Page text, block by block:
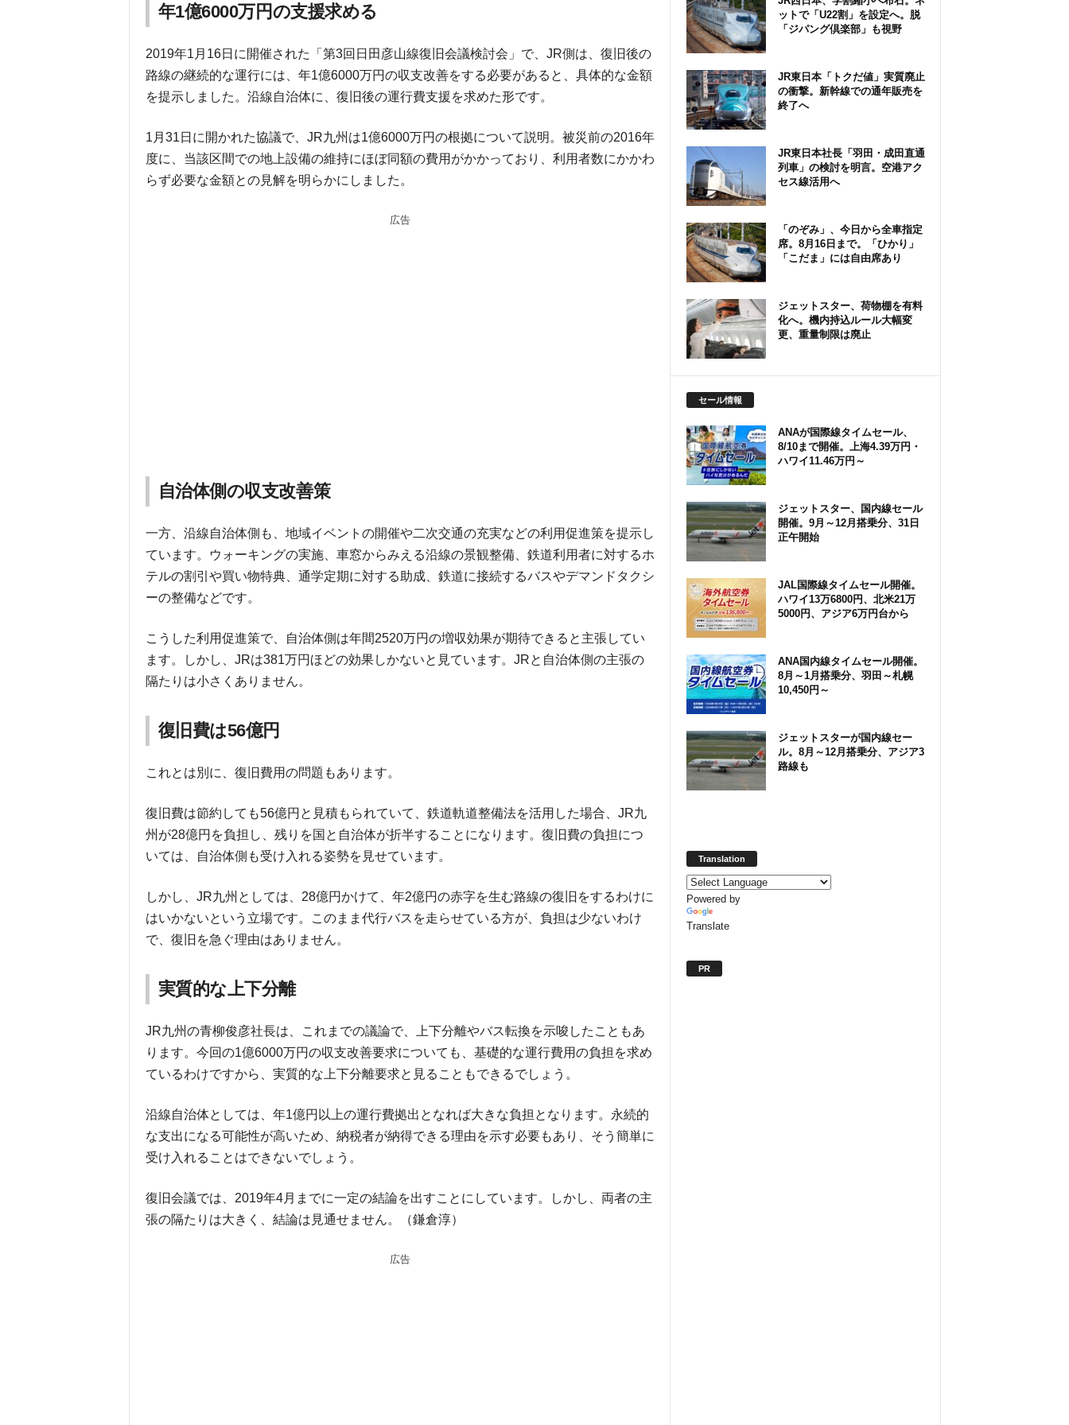
年1億6000万円の支援求める
2019年1月16日に開催された「第3回日田彦山線復旧会議検討会」で、JR側は、復旧後の
路線の継続的な運行には、年1億6000万円の収支改善をする必要があると、具体的な金額
を提示しました。沿線自治体に、復旧後の運行費支援を求めた形です。
1月31日に開かれた協議で、JR九州は1億6000万円の根拠について説明。被災前の2016年
度に、当該区間での地上設備の維持にほぼ同額の費用がかかっており、利用者数にかかわ
らず必要な金額との見解を明らかにしました。
広告
自治体側の収支改善策
一方、沿線自治体側も、地域イベントの開催や二次交通の充実などの利用促進策を提示し
ています。ウォーキングの実施、車窓からみえる沿線の景観整備、鉄道利用者に対するホ
テルの割引や買い物特典、通学定期に対する助成、鉄道に接続するバスやデマンドタクシ
ーの整備などです。
こうした利用促進策で、自治体側は年間2520万円の増収効果が期待できると主張してい
ます。しかし、JRは381万円ほどの効果しかないと見ています。JRと自治体側の主張の
隔たりは小さくありません。
復旧費は56億円
これとは別に、復旧費用の問題もあります。
復旧費は節約しても56億円と見積もられていて、鉄道軌道整備法を活用した場合、JR九
州が28億円を負担し、残りを国と自治体が折半することになります。復旧費の負担につ
いては、自治体側も受け入れる姿勢を見せています。
しかし、JR九州としては、28億円かけて、年2億円の赤字を生む路線の復旧をするわけに
はいかないという立場です。このまま代行バスを走らせている方が、負担は少ないわけ
で、復旧を急ぐ理由はありません。
実質的な上下分離
JR九州の青柳俊彦社長は、これまでの議論で、上下分離やバス転換を示唆したこともあ
ります。今回の1億6000万円の収支改善要求についても、基礎的な運行費用の負担を求め
ているわけですから、実質的な上下分離要求と見ることもできるでしょう。
沿線自治体としては、年1億円以上の運行費拠出となれば大きな負担となります。永続的
な支出になる可能性が高いため、納税者が納得できる理由を示す必要もあり、そう簡単に
受け入れることはできないでしょう。
復旧会議では、2019年4月までに一定の結論を出すことにしています。しかし、両者の主
張の隔たりは大きく、結論は見通せません。（鎌倉淳）
広告
ットで「U22割」を設定へ。脱
「ジパング倶楽部」も視野
JR東日本「トクだ値」実質廃止
の衝撃。新幹線での通年販売を
終了へ
JR東日本社長「羽田・成田直通
列車」の検討を明言。空港アク
セス線活用へ
「のぞみ」、今日から全車指定
席。8月16日まで。「ひかり」
「こだま」には自由席あり
ジェットスター、荷物棚を有料
化へ。機内持込ルール大幅変
更、重量制限は廃止
セール情報
ANAが国際線タイムセール、
8/10まで開催。上海4.39万円・
ハワイ11.46万円～
ジェットスター、国内線セール
開催。9月～12月搭乗分、31日
正午開始
JAL国際線タイムセール開催。
ハワイ13万6800円、北米21万
5000円、アジア6万円台から
ANA国内線タイムセール開催。
8月～1月搭乗分、羽田～札幌
10,450円～
ジェットスターが国内線セー
ル。8月～12月搭乗分、アジア3
路線も
Translation
Powered by
Translate
PR